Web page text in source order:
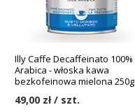
Illy Caffe Decaffeinato 100%
Arabica - włoska kawa
bezkofeinowa mielona 250g
49,00 zł / szt.